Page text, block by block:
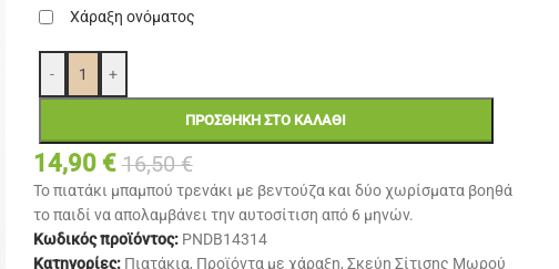
Χάραξη ονόματος
- +
ΠΡΟΣΘΉΚΗ ΣΤΟ ΚΑΛΆΘΙ
14,90 € 16,50€
Το πιατάκι μπαμπού τρενάκι με βεντούζα και δύο χωρίσματα βοηθά
το παιδί να απολαμβάνει την αυτοσίτιση από 6 μηνών.
Κωδικός προϊόντος: PNDB14314
Κατηγορίες: Πιατάκια, Προϊόντα με χάραξη, Σκεύη Σίτισης Μωρού